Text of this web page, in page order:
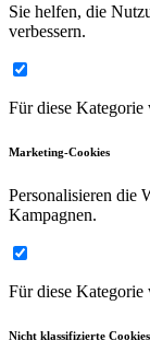
Sie helfen, die
verbessern.
Für diese Kategorie
Marketing-Cookies
Personalisieren die
Kampagnen.
Für diese Kategorie
Nicht klassifizierte Cookies